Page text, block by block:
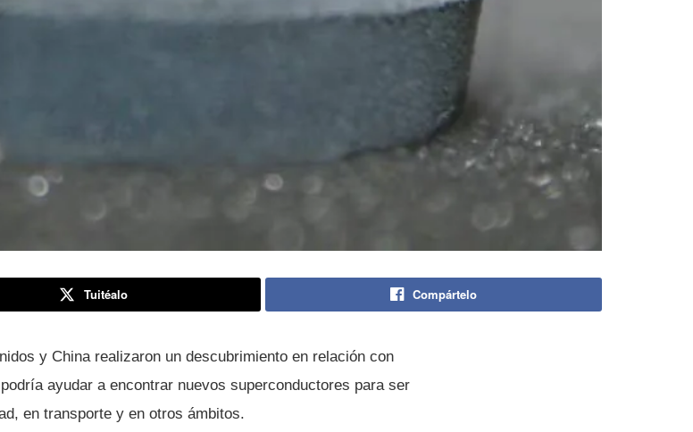
Tuitéalo Compártelo
y China realizaron un descubrimiento en relación con
ayudar a encontrar nuevos superconductores para ser
en transporte y en otros ámbitos.